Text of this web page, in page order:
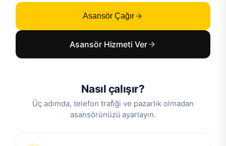
Asansör Çağır
Asansör Hizmeti Ver
Nasıl çalışır?
Üç adımda, telefon trafiği ve pazarlık olmadan
asansörünüzü ayarlayın.